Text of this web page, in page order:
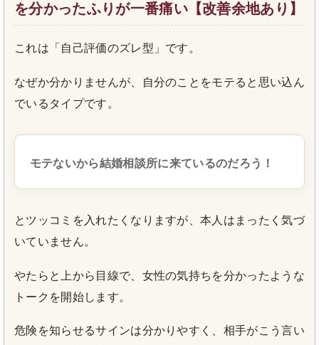
を分かったふりが一番痛い【改善余地あり】
これは「自己評価のズレ型」です。
なぜか分かりませんが、自分のことをモテると思い込ん
でいるタイプです。
モテないから結婚相談所に来ているのだろう！
とツッコミを入れたくなりますが、本人はまったく気づ
いていません。
やたらと上から目線で、女性の気持ちを分かったような
トークを開始します。
危険を知らせるサインは分かりやすく、相手がこう言い